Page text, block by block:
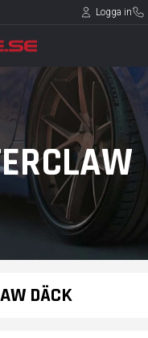
Logga in
DÄCK